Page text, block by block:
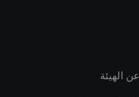
عن الهيئة